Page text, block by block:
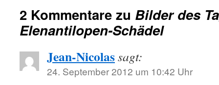
2 Kommentare zu Bilder des
Elenantilopen-Schädel
Jean-Nicolassagt:
24. September 2012 um 10:42 Uhr